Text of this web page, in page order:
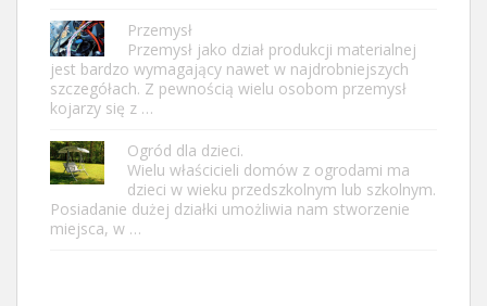
Przemysł
Przemysł jako dział produkcji materialnej
jest bardzo wymagający nawet w najdrobniejszych
szczegółach. Z pewnością wielu osobom przemysł
kojarzy się z …
Ogród dla dzieci.
Wielu właścicieli domów z ogrodami ma
dzieci w wieku przedszkolnym lub szkolnym.
Posiadanie dużej działki umożliwia nam stworzenie
miejsca, w …